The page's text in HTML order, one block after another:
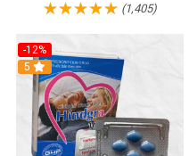
(1,405)
-12%
5